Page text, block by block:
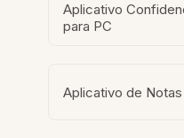
Aplicativo
para PC
Aplicativo de